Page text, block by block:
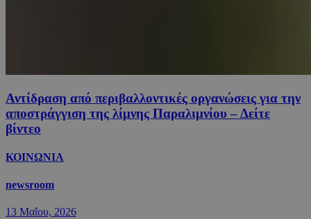
Αντίδραση από περιβαλλοντικές οργανώσεις για την
αποστράγγιση της λίμνης Παραλιμνίου – Δείτε
βίντεο
ΚΟΙΝΩΝΙΑ
newsroom
13 Μαΐου, 2026